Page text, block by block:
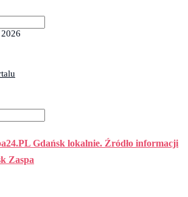
Gdańsk lokalnie. Źródło informacji
Zaspa